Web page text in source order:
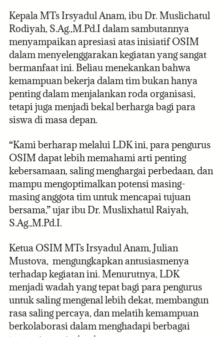
Kepala MTs Irsyadul Anam, ibu Dr. Muslichatul
Rodiyah, S.Ag.,M.Pd.I dalam sambutannya
menyampaikan apresiasi atas inisiatif OSIM
dalam menyelenggarakan kegiatan yang sangat
bermanfaat ini. Beliau menekankan bahwa
kemampuan bekerja dalam tim bukan hanya
penting dalam menjalankan roda organisasi,
tetapi juga menjadi bekal berharga bagi para
siswa di masa depan.
“Kami berharap melalui LDK ini, para pengurus
OSIM dapat lebih memahami arti penting
kebersamaan, saling menghargai perbedaan, dan
mampu mengoptimalkan potensi masing-
masing anggota tim untuk mencapai tujuan
bersama,” ujar ibu Dr. Muslixhatul Raiyah,
S.Ag.,M.Pd.I.
Ketua OSIM MTs Irsyadul Anam, Julian
Mustova, mengungkapkan antusiasmenya
terhadap kegiatan ini. Menurutnya, LDK
menjadi wadah yang tepat bagi para pengurus
untuk saling mengenal lebih dekat, membangun
rasa saling percaya, dan melatih kemampuan
berkolaborasi dalam menghadapi berbagai